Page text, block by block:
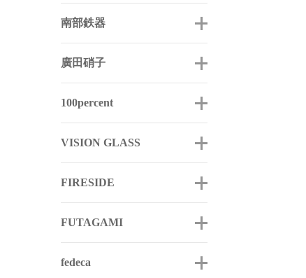
南部鉄器
廣田硝子
100percent
VISION GLASS
FIRESIDE
FUTAGAMI
fedeca